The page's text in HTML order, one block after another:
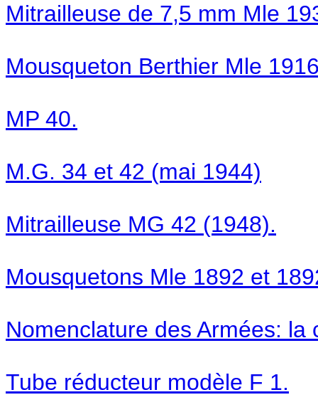
Mitrailleuse de 7,5 mm Mle
Mousqueton Berthier Mle
MP 40.
M.G. 34 et 42 (mai 1944)
Mitrailleuse MG 42 (1948).
Mousquetons Mle 1892 et
Nomenclature des Armées:
Tube réducteur modèle F 1.